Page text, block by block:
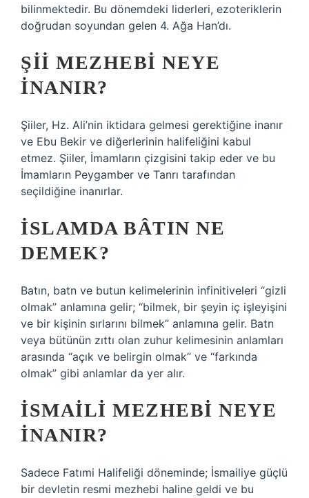
bilinmektedir. Bu dönemdeki liderleri, ezoteriklerin
doğrudan soyundan gelen 4. Ağa Han’dı.
ŞII MEZHEBI NEYE
INANIR?
Şiiler, Hz. Ali’nin iktidara gelmesi gerektiğine inanır
ve Ebu Bekir ve diğerlerinin halifeliğini kabul
etmez. Şiiler, İmamların çizgisini takip eder ve bu
İmamların Peygamber ve Tanrı tarafından
seçildiğine inanırlar.
İSLAMDA BÂTIN NE
DEMEK?
Batın, batn ve butun kelimelerinin infinitiveleri “gizli
olmak” anlamına gelir; “bilmek, bir şeyin iç işleyişini
ve bir kişinin sırlarını bilmek” anlamına gelir. Batn
veya bütünün zıttı olan zuhur kelimesinin anlamları
arasında “açık ve belirgin olmak” ve “farkında
olmak” gibi anlamlar da yer alır.
İSMAILI MEZHEBI NEYE
INANIR?
Sadece Fatımi Halifeliği döneminde; İsmailiye güçlü
bir devletin resmi mezhebi haline geldi ve bu